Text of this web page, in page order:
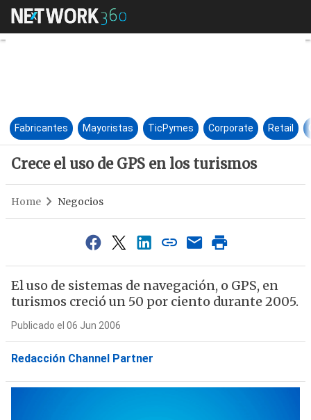
Crece el uso de GPS en los
Fabricantes Mayoristas TicPymes Corporate Retail
Crece el uso de GPS en los turismos
Home Negocios
El uso de sistemas de navegación, o GPS, en
turismos creció un 50 por ciento durante 2005.
Publicado el 06 Jun 2006
Redacción Channel Partner